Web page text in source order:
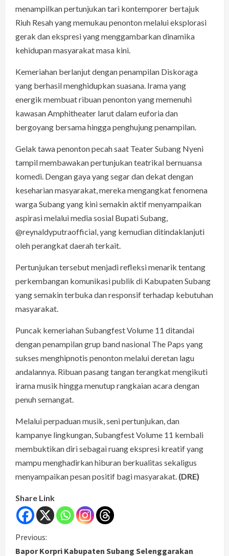
menampilkan pertunjukan tari kontemporer bertajuk
Riuh Resah yang memukau penonton melalui eksplorasi
gerak dan ekspresi yang menggambarkan dinamika
kehidupan masyarakat masa kini.
Kemeriahan berlanjut dengan penampilan Diskoraga
yang berhasil menghidupkan suasana. Irama yang
energik membuat ribuan penonton yang memenuhi
kawasan Amphitheater larut dalam euforia dan
bergoyang bersama hingga penghujung penampilan.
Gelak tawa penonton pecah saat Teater Subang Nyeni
tampil membawakan pertunjukan teatrikal bernuansa
komedi. Dengan gaya yang segar dan dekat dengan
keseharian masyarakat, mereka mengangkat fenomena
warga Subang yang kini semakin aktif menyampaikan
aspirasi melalui media sosial Bupati Subang,
@reynaldyputraofficial, yang kemudian ditindaklanjuti
oleh perangkat daerah terkait.
Pertunjukan tersebut menjadi refleksi menarik tentang
perkembangan komunikasi publik di Kabupaten Subang
yang semakin terbuka dan responsif terhadap kebutuhan
masyarakat.
Puncak kemeriahan Subangfest Volume 11 ditandai
dengan penampilan grup band nasional The Paps yang
sukses menghipnotis penonton melalui deretan lagu
andalannya. Ribuan pasang tangan terangkat mengikuti
irama musik hingga menutup rangkaian acara dengan
penuh semangat.
Melalui perpaduan musik, seni pertunjukan, dan
kampanye lingkungan, Subangfest Volume 11 kembali
membuktikan diri sebagai ruang ekspresi kreatif yang
mampu menghadirkan hiburan berkualitas sekaligus
menyampaikan pesan positif bagi masyarakat. (DRE)
Share Link
C
Previous:
Bapor Korpri Kabupaten Subang Selenggarakan